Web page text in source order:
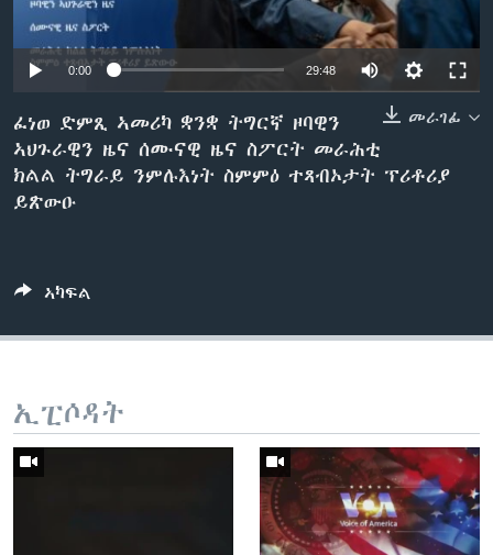
ቂሔ ጽልሚ
ቋንቋታት
0:00 29:48
240p
360p
480p
መራገፊ
ፈነወ ድምጺ ኣመሪካ ቋንቋ ትግርኛ ዞባዊን
ኣህጉራዊን ዜና ሰሙናዊ ዜና ስፖርት መራሕቲ
ክልል ትግራይ ንምሉእነት ስምምዕ ተጻብኦታት ፕሪቶሪያ
ይጽውዑ
ኣካፍል
ኢፒሶዳት